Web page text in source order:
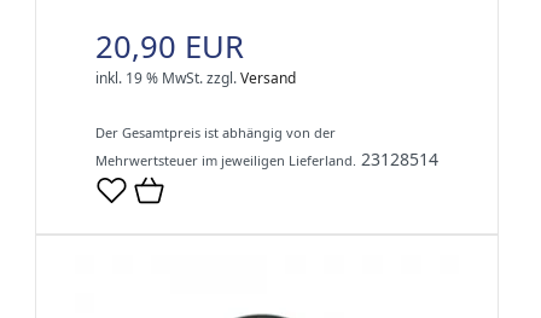
20,90 EUR
inkl. 19 % MwSt.zzgl.Versand
Der Gesamtpreis ist abhängig von der
Mehrwertsteuer im jeweiligen Lieferland. 23128514